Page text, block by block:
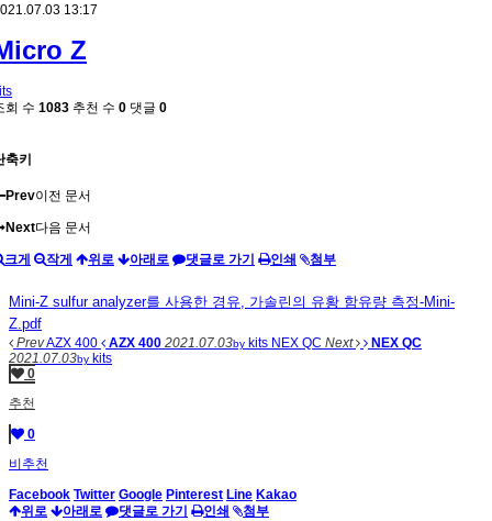
13:17
Z
회 수 1083 추천 수 0 댓글 0
축키
Prev이전 문서
Next다음 문서
크게 작게 위로 아래로 댓글로 가기 인쇄 첨부
Mini-Z sulfur analyzer를 사용한 경유, 가솔린의 유황 함유량 측정-Mini-
Z.pdf
PrevAZX 400 AZX 400 2021.07.03by kits NEX QC Next
NEX QC
2021.07.03by kits
0
추천
0
비추천
Facebook Twitter Google Pinterest Line Kakao
위로
아래로 댓글로 가기 인쇄
첨부